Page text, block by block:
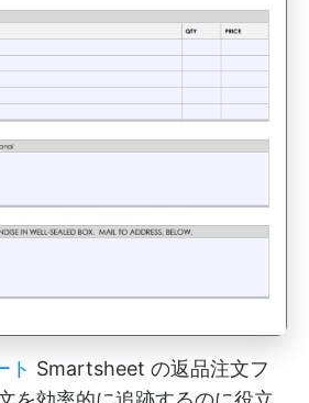
ト Smartsheet の返品注文フ